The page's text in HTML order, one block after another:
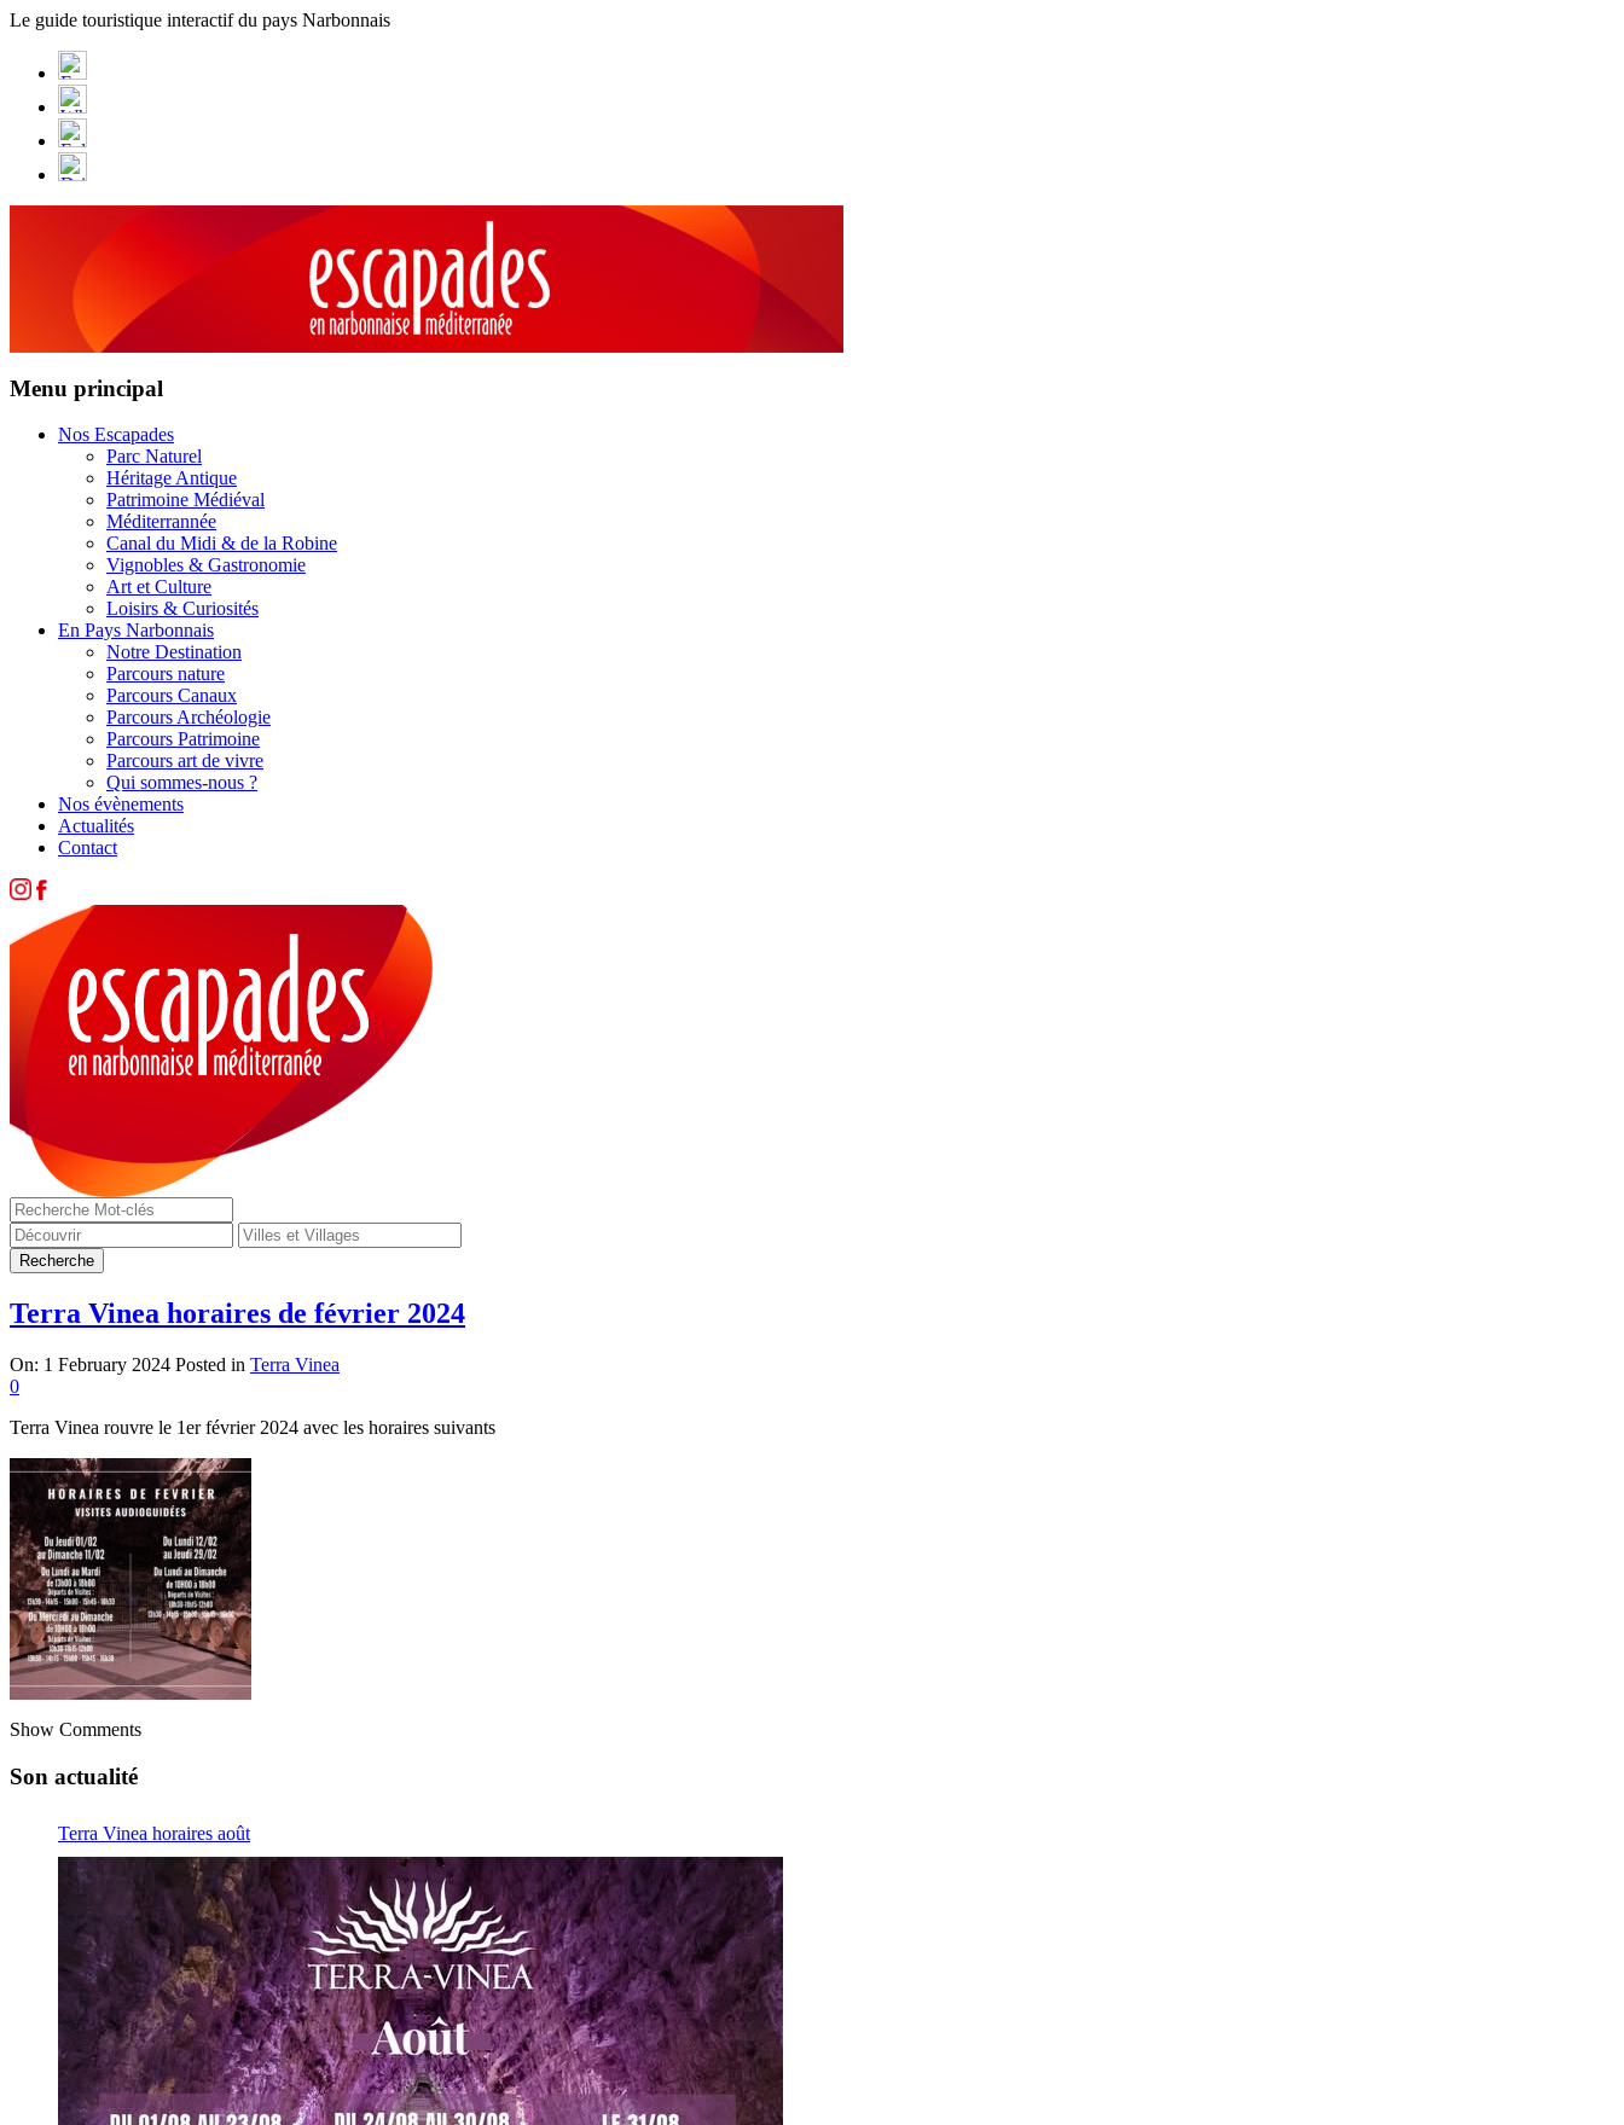
Panneau de gestion des cookies
Le guide touristique interactif du pays Narbonnais
Menu principal
Nos Escapades
Parc Naturel
Héritage Antique
Patrimoine Médiéval
Méditerrannée
Canal du Midi & de la Robine
Vignobles & Gastronomie
Art et Culture
Loisirs & Curiosités
En Pays Narbonnais
Notre Destination
Parcours nature
Parcours Canaux
Parcours Archéologie
Parcours Patrimoine
Parcours art de vivre
Qui sommes-nous ?
Nos évènements
Actualités
Contact
Terra Vinea horaires de février 2024
On: 1 February 2024 Posted in Terra Vinea
0
Terra Vinea rouvre le 1er février 2024 avec les horaires suivants
Show Comments
Son actualité
Terra Vinea horaires août